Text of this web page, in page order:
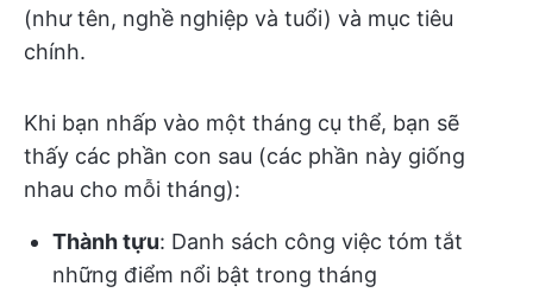
(như tên, nghề nghiệp và tuổi) và mục tiêu
chính.
Khi bạn nhấp vào một tháng cụ thể, bạn sẽ
thấy các phần con sau (các phần này giống
nhau cho mỗi tháng):
Thành tựu: Danh sách công việc tóm tắt
những điểm nổi bật trong tháng